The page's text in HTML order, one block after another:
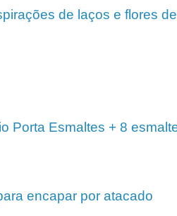
de laços e flores
Porta Esmaltes + 8
encapar por atacado